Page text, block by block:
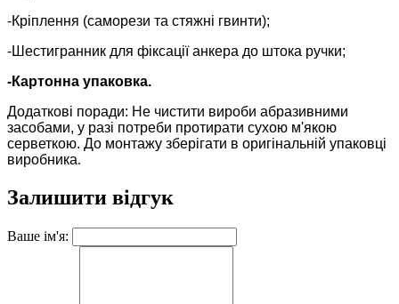
-Кріплення (саморези та стяжні гвинти);
-Шестигранник для фіксації анкера до штока ручки;
-Картонна упаковка.
Додаткові поради: Не чистити вироби абразивними
засобами, у разі потреби протирати сухою м'якою
серветкою. До монтажу зберігати в оригінальній упаковці
виробника.
Залишити відгук
Ваше ім'я: